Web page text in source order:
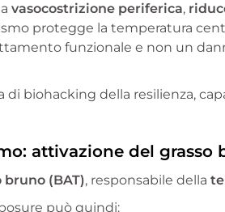
vasocostrizione periferica,
protegge la temperatura
funzionale e non un
biohacking della resilienza,
attivazione del grasso
(BAT), responsabile della
può quindi: